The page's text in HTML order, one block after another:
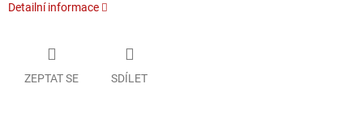
Detailní informace
ZEPTAT SE SDÍLET